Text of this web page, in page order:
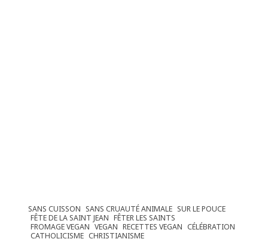
SANS CUISSON SANS CRUAUTÉ ANIMALE SUR LE POUCE
FÊTE DE LA SAINT JEAN FÊTER LES SAINTS
FROMAGE VEGAN VEGAN RECETTES VEGAN CÉLÉBRATION
CATHOLICISME CHRISTIANISME